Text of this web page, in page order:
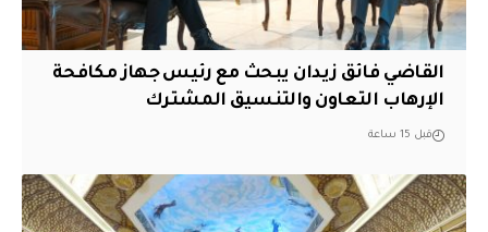
القاضي فائق زيدان يبحث مع رئيس جهاز مكافحة
الإرهاب التعاون والتنسيق المشترك
قبل 15 ساعة